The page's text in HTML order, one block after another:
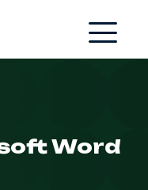
Word